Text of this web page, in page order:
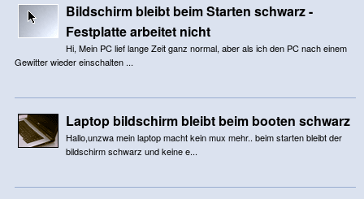
Bildschirm bleibt beim Starten schwarz -
Festplatte arbeitet nicht
Hi, Mein PC lief lange Zeit ganz normal, aber als ich den PC nach einem
Gewitter wieder einschalten ...
Laptop bildschirm bleibt beim booten schwarz
Hallo,unzwa mein laptop macht kein mux mehr.. beim starten bleibt der
bildschirm schwarz und keine e...